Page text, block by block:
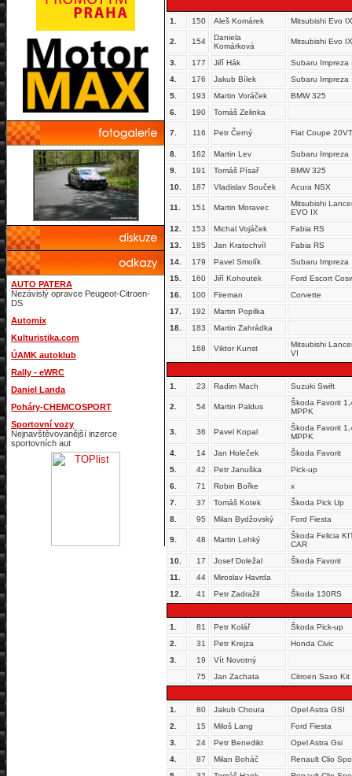
AUTO PATERA
Nezávislý opravce Peugeot-Citroen-
DS
Automix
Kulturistika.com
ÚAMK autoklub
Rally - eWRC
Daniel Landa
Poháry-CHEMCOSPORT
Sportovní vozy
Nejnavštěvovanější inzerce
sportovních aut
1. 150 Aleš Komárek Mitsubishi Evo IX
2. 154
Daniela
Komárková
Mitsubishi Evo IX
3. 177 Jiří Hák
Subaru Impreza
4.
176 Jakub Bílek
Subaru Impreza
5.
193 Martin Voráček
BMW 325
6.
190 Tomáš Zelinka
7. 116 Petr Černý Fiat Coupe 20VT
8. 162 Martin Lev
Subaru Impreza
9.
191 Tomáš Písař
BMW 325
10.
187 Vladislav Souček Acura NSX
11. 151 Martin Moravec
Mitsubishi
EVO IX
12.
153 Michal Vojáček
Fabia RS
13.
185 Jan Kratochvíl
Fabia RS
14.
179 Pavel Smolík
Subaru Impreza
15.
160 Jiří Kohoutek
Ford Escort
16.
100 Fireman
Corvette
17.
192
Martin Popilka
18.
183 Martin Zahrádka
168 Viktor Kunst
Mitsubishi
VI
1. 23 Radim Mach Suzuki Swift
2. 54 Martin Paldus
Škoda Favorit
MPPK
3. 36 Pavel Kopal
Škoda Favorit
MPPK
4.
14 Jan Holeček
Škoda Favorit
5.
42 Petr Januška
Pick-up
6.
71 Robin Bořke
x
7.
37 Tomáš Kotek
Škoda Pick Up
8.
95 Milan Bydžovský Ford Fiesta
9. 48 Martin Lehký
Škoda Felicia
CAR
10.
17 Josef Doležal
Škoda Favorit
11.
44
Miroslav Havrda
12.
41 Petr Zadražil Škoda 130RS
1. 81 Petr Kolář
Škoda Pick-up
2.
31 Petr Krejza
Honda Civic
3.
19
Vít Novotný
75
Jan Zachata Citroen Saxo Kit
1. 80 Jakub Choura
Opel Astra GSI
2.
15 Miloš Lang
Ford Fiesta
3.
24 Petr Benedikt
Opel Astra Gsi
4.
87 Milan Boháč
Renault Clio